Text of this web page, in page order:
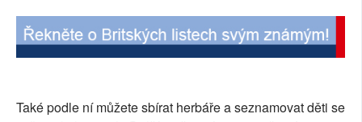
Také podle ní můžete sbírat herbáře a seznamovat děti se